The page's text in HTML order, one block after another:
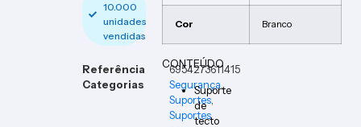
10.000
unidades
vendidas
Referência
6954273611415
Categorias
Segurança,
Suportes,
Suportes
Cor Branco
CONTEÚDO
Suporte
de
tecto